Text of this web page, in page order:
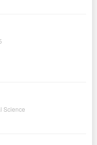
Science